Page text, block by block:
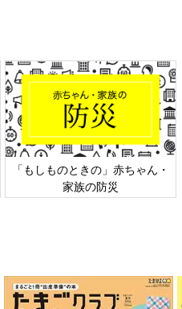
ーパードパンツを購入。390
ですよね。着回しにもバッチ
ェット
「もしものときの」赤ちゃん・
家族の防災